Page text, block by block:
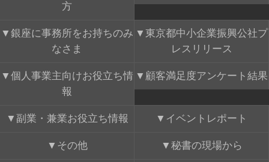
方
銀座に事務所をお持ちのみ
なさま
東京都中小企業振興公社プ
レスリリース
個人事業主向けお役立ち情
報
顧客満足度アンケート結果
副業・兼業お役立ち情報 イベントレポート
その他 秘書の現場から